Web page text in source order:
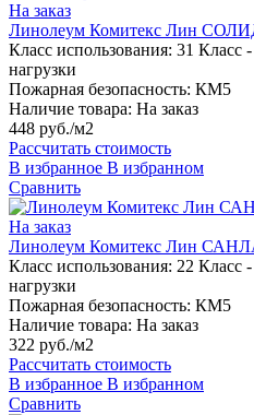
На заказ
Линолеум Комитекс Лин
Класс использования: 31 Класс
нагрузки
Пожарная безопасность: КМ5
Наличие товара: На заказ
448 руб./м2
Рассчитать стоимость
В избранное В избранном
Сравнить
На заказ
Линолеум Комитекс Лин
Класс использования: 22 Класс
нагрузки
Пожарная безопасность: КМ5
Наличие товара: На заказ
322 руб./м2
Рассчитать стоимость
В избранное В избранном
Сравнить